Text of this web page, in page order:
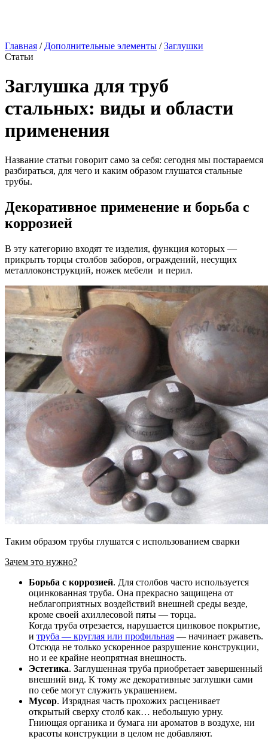
Главная / Дополнительные элементы /Заглушки
Статьи
Заглушка для труб
стальных: виды и области
применения
Название статьи говорит само за себя: сегодня мы постараемся
разбираться, для чего и каким образом глушатся стальные
трубы.
Декоративное применение и борьба с
коррозией
В эту категорию входят те изделия, функция которых —
прикрыть торцы столбов заборов, ограждений, несущих
металлоконструкций, ножек мебели и перил.
Таким образом трубы глушатся с использованием сварки
Зачем это нужно?
Борьба с коррозией. Для столбов часто используется
оцинкованная труба. Она прекрасно защищена от
неблагоприятных воздействий внешней среды везде,
кроме своей ахиллесовой пяты — торца.
Когда труба отрезается, нарушается цинковое покрытие,
и труба — круглая или профильная — начинает ржаветь.
Отсюда не только ускоренное разрушение конструкции,
но и ее крайне неопрятная внешность.
Эстетика. Заглушенная труба приобретает завершенный
внешний вид. К тому же декоративные заглушки сами
по себе могут служить украшением.
Мусор. Изрядная часть прохожих расценивает
открытый сверху столб как… небольшую урну.
Гниющая органика и бумага ни ароматов в воздухе, ни
красоты конструкции в целом не добавляют.